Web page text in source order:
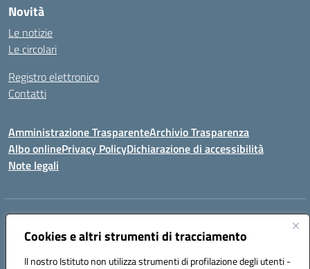
Cookies e altri strumenti di tracciamento
Il nostro Istituto non utilizza strumenti di profilazione degli utenti -
Novità
Le notizie
Le circolari
Registro elettronico
Contatti
Amministrazione TrasparenteArchivio Trasparenza
Albo onlinePrivacy PolicyDichiarazione di accessibilità
Note legali
Indirizzo:
Centralino:096721161 Email:czic869004@istruzione.it